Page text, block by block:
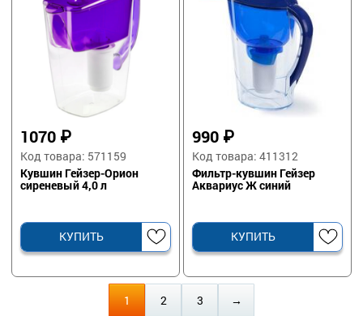
1070 ₽
Код товара: 571159
Кувшин Гейзер-Орион
сиреневый 4,0 л
КУПИТЬ
990 ₽
Код товара: 411312
Фильтр-кувшин Гейзер
Аквариус Ж синий
КУПИТЬ
1 2 3 →